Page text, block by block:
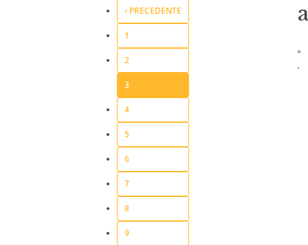
‹ PRECEDENTE
1
2
3
4
5
6
7
8
9